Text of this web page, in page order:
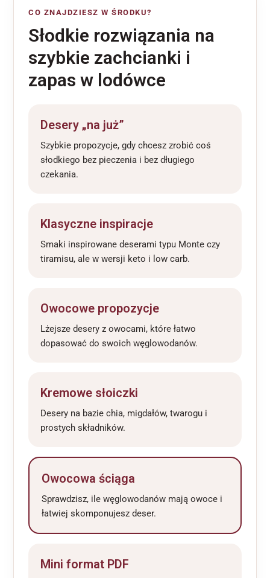
CO ZNAJDZIESZ W ŚRODKU?
Słodkie rozwiązania na
szybkie zachcianki i
zapas w lodówce
Desery „na już”
Szybkie propozycje, gdy chcesz zrobić coś
słodkiego bez pieczenia i bez długiego
czekania.
Klasyczne inspiracje
Smaki inspirowane deserami typu Monte czy
tiramisu, ale w wersji keto i low carb.
Owocowe propozycje
Lżejsze desery z owocami, które łatwo
dopasować do swoich węglowodanów.
Kremowe słoiczki
Desery na bazie chia, migdałów, twarogu i
prostych składników.
Owocowa ściąga
Sprawdzisz, ile węglowodanów mają owoce i
łatwiej skomponujesz deser.
Mini format PDF